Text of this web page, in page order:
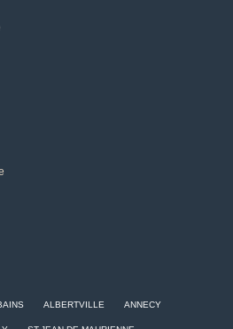
ALBERTVILLE ANNECY